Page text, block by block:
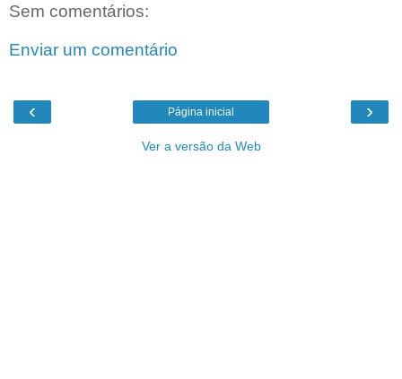
Sem comentários:
Enviar um comentário
‹ ›
Página inicial
Ver a versão da Web